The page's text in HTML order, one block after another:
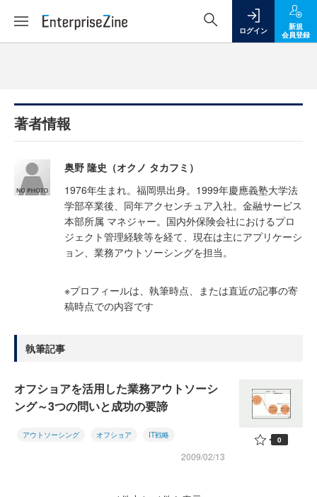
ログイン
新規
会員登録
著者情報
奥野 隆史（オクノ タカフミ）
1976年生まれ。福岡県出身。1999年慶應義塾大学法
学部卒業後、同年アクセンチュア入社。金融サービス
本部所属 マネジャー。国内外保険会社におけるプロ
ジェクト管理経験等を経て、現在は主にアプリケーシ
ョン、業務アウトソーシングを担当。
※プロフィールは、執筆時点、または直近の記事の寄
稿時点での内容です
執筆記事
オフショアを活用した業務アウトソーシ
ング～3つの問いと成功の要諦
アウトソーシング オフショア IT戦略
2009/02/13
0